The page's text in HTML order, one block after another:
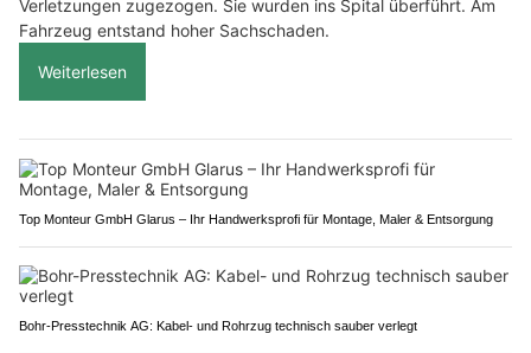
Verletzungen zugezogen. Sie wurden ins Spital überführt. Am
Fahrzeug entstand hoher Sachschaden.
Weiterlesen
Top Monteur GmbH Glarus – Ihr Handwerksprofi für Montage, Maler & Entsorgung
Bohr-Presstechnik AG: Kabel- und Rohrzug technisch sauber verlegt